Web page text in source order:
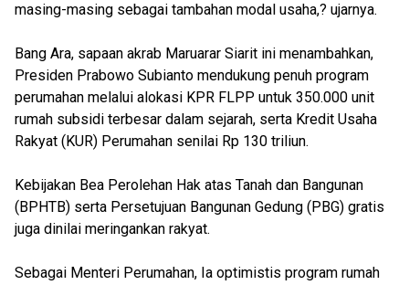
masing-masing sebagai tambahan modal usaha,? ujarnya.
Bang Ara, sapaan akrab Maruarar Siarit ini menambahkan,
Presiden Prabowo Subianto mendukung penuh program
perumahan melalui alokasi KPR FLPP untuk 350.000 unit
rumah subsidi terbesar dalam sejarah, serta Kredit Usaha
Rakyat (KUR) Perumahan senilai Rp 130 triliun.
Kebijakan Bea Perolehan Hak atas Tanah dan Bangunan
(BPHTB) serta Persetujuan Bangunan Gedung (PBG) gratis
juga dinilai meringankan rakyat.
Sebagai Menteri Perumahan, Ia optimistis program rumah